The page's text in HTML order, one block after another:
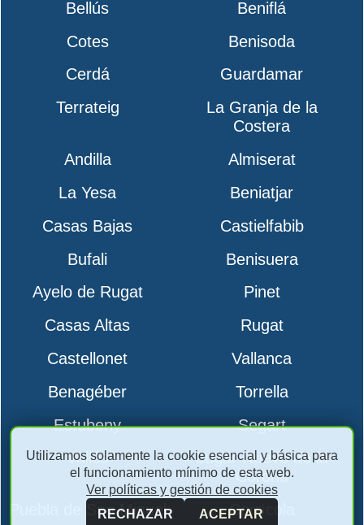
Bellús
Beniflá
Cotes
Benisoda
Cerdá
Guardamar
Terrateig
La Granja de la
Costera
Andilla
Almiserat
La Yesa
Beniatjar
Casas Bajas
Castielfabib
Bufali
Benisuera
Ayelo de Rugat
Pinet
Casas Altas
Rugat
Castellonet
Vallanca
Benagéber
Torrella
Estubeny
Segart
Vallés
Lugar Nuevo de la
Corona
Puebla de San Miguel
Carrícola
Utilizamos solamente la cookie esencial y básica para
el funcionamiento mínimo de esta web.
Ver políticas y gestión de cookies
RECHAZAR
ACEPTAR